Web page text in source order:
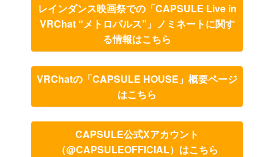
レインダンス映画祭での「CAPSULE Live in
VRChat “メトロパルス”」ノミネートに関す
る情報はこちら
VRChatの「CAPSULE HOUSE」概要ページ
はこちら
CAPSULE公式Xアカウント
（@CAPSULEOFFICIAL）はこちら